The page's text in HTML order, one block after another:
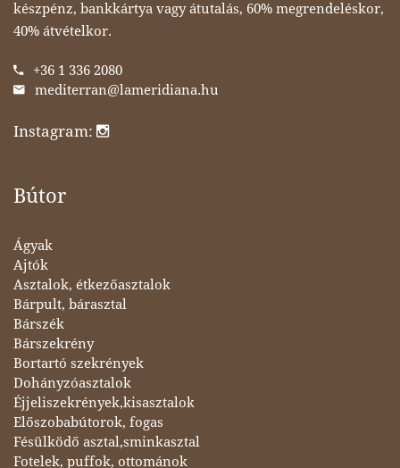
készpénz, bankkártya vagy átutalás, 60% megrendeléskor,
40% átvételkor.
+36 1 336 2080
mediterran@lameridiana.hu
Instagram:
Bútor
Ágyak
Ajtók
Asztalok, étkezőasztalok
Bárpult, bárasztal
Bárszék
Bárszekrény
Bortartó szekrények
Dohányzóasztalok
Éjjeliszekrények,kisasztalok
Előszobabútorok, fogas
Fésülködő asztal,sminkasztal
Fotelek, puffok, ottománok